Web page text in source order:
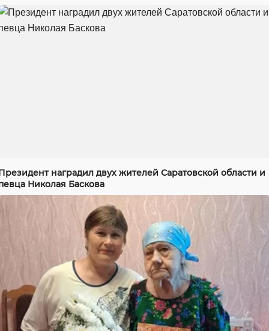
наградил двух жителей Саратовской области и
Николая Баскова